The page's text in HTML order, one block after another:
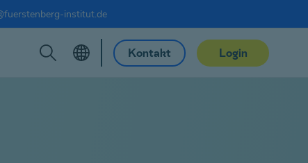
institut.de
Kontakt Login